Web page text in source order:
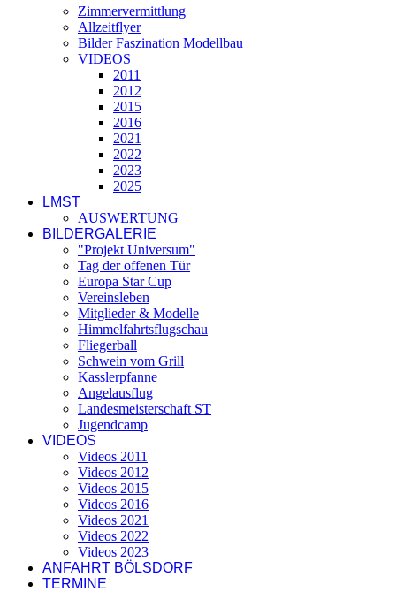
Zimmervermittlung
Allzeitflyer
Bilder Faszination Modellbau
VIDEOS
2011
2012
2015
2016
2021
2022
2023
2025
LMST
AUSWERTUNG
BILDERGALERIE
"Projekt Universum"
Tag der offenen Tür
Europa Star Cup
Vereinsleben
Mitglieder & Modelle
Himmelfahrtsflugschau
Fliegerball
Schwein vom Grill
Kasslerpfanne
Angelausflug
Landesmeisterschaft ST
Jugendcamp
VIDEOS
Videos 2011
Videos 2012
Videos 2015
Videos 2016
Videos 2021
Videos 2022
Videos 2023
ANFAHRT BÖLSDORF
TERMINE